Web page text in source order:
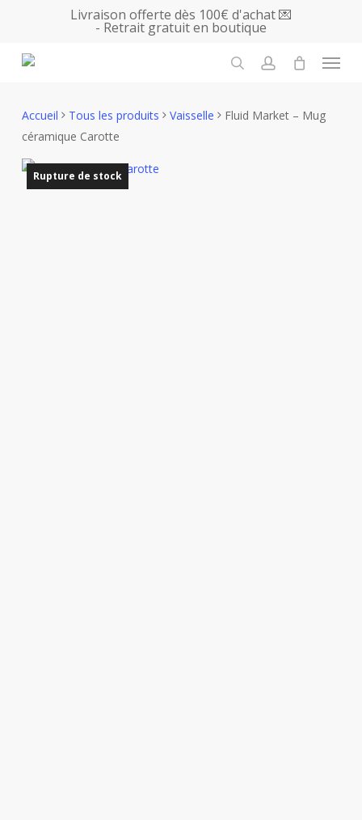
main
Livraison offerte dès 100€ d'achat 💌
- Retrait gratuit en boutique
Menu
Accueil Tous les produits Vaisselle
Fluid Market – Mug
céramique Carotte
Rupture de stock